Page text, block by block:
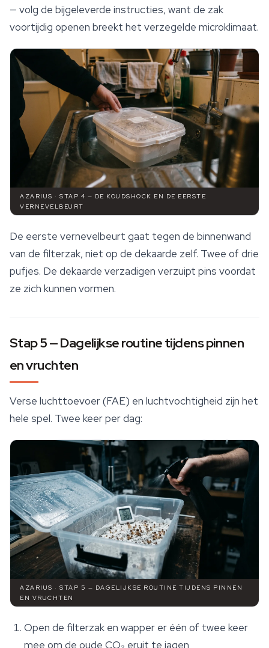
— volg de bijgeleverde instructies, want de zak
voortijdig openen breekt het verzegelde microklimaat.
AZARIUS · STAP 4 — DE KOUDSHOCK EN DE EERSTE
VERNEVELBEURT
De eerste vernevelbeurt gaat tegen de binnenwand
van de filterzak, niet op de dekaarde zelf. Twee of drie
pufjes. De dekaarde verzadigen verzuipt pins voordat
ze zich kunnen vormen.
Stap 5 — Dagelijkse routine tijdens pinnen
en vruchten
Verse luchttoevoer (FAE) en luchtvochtigheid zijn het
hele spel. Twee keer per dag:
AZARIUS · STAP 5 — DAGELIJKSE ROUTINE TIJDENS PINNEN
EN VRUCHTEN
Open de filterzak en wapper er één of twee keer
mee om de oude CO₂ eruit te jagen